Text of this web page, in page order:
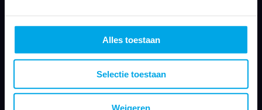
Alles toestaan
Selectie toestaan
Weigeren
Nieuwegracht 26